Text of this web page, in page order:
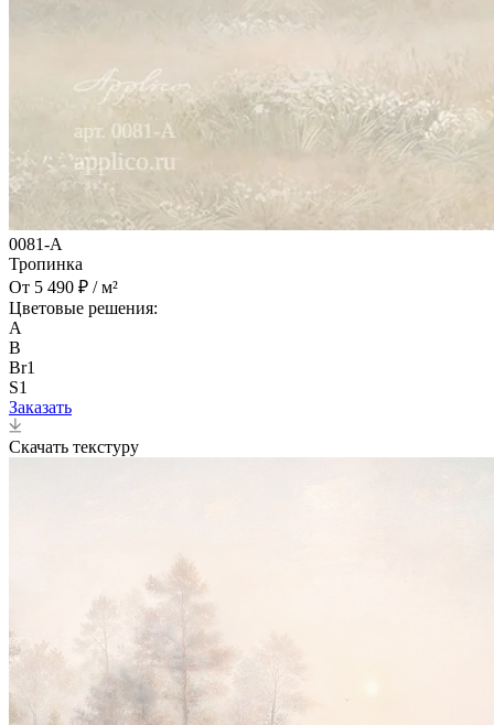
0081-A
Тропинка
От 5 490 ₽ / м²
Цветовые решения:
A
B
Br1
S1
Заказать
Скачать текстуру